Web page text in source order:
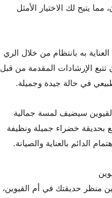
مما يتيح لك الاختيار الأمثل
به بانتظام من خلال الري
الإرشادات المقدمة من قبل
في حالة جيدة وجميلة.
سيضيف لمسة جمالية
بحديقة خضراء جميلة ونظيفة
الدائم بالعناية والصيانة.
منظر حديقتك في أم القيوين،